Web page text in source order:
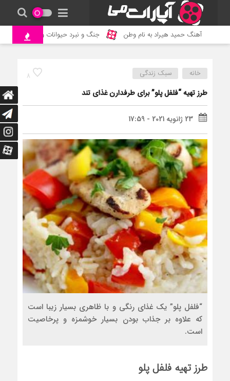
آهنگ حمید هیراد به نام وطن جنگ و نبرد حیوانات وحشی – مستند
8 خانه سبک زندگی
طرز تهیه “فلفل پلو” برای طرفدارن غذای تند
23 ژانویه 2021 - 17:59
“فلفل پلو” یک غذای رنگی و با ظاهری بسیار زیبا است
که علاوه بر جذاب بودن بسیار خوشمزه و پرخاصیت
است.
طرز تهیه فلفلپلو